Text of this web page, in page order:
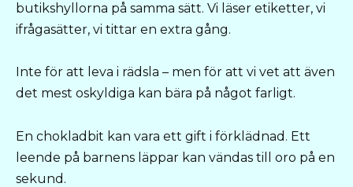
butikshyllorna på samma sätt. Vi läser etiketter, vi
ifrågasätter, vi tittar en extra gång.
Inte för att leva i rädsla – men för att vi vet att även
det mest oskyldiga kan bära på något farligt.
En chokladbit kan vara ett gift i förklädnad. Ett
leende på barnens läppar kan vändas till oro på en
sekund.